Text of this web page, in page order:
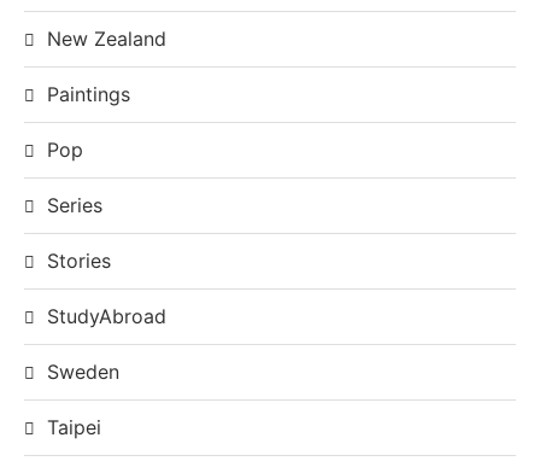
New Zealand
Paintings
Pop
Series
Stories
StudyAbroad
Sweden
Taipei